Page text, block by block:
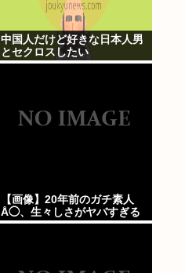
中国人だけど好きな日本人男
とセクロスしたい
【画像】20年前のガチ素人
Å◯、生々しさがヤバすぎる